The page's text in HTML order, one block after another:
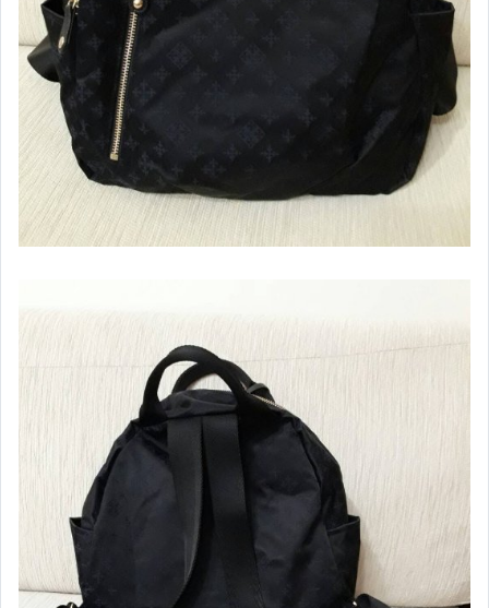
♡對自己好一點♡
♡二手商品出清♡
♡手套專區♡
♡迪士尼商品專區♡
♡扇子專區♡
♡鞋子專區♡
♡7-11&全家商品♡
♡隨行杯專區♡
♡雨傘專區♡
♡餐具&便當袋專區♡